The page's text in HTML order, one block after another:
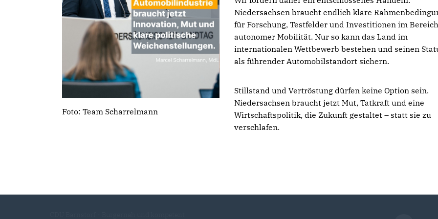
Foto: Team Scharrelmann
Niedersachsen braucht endlich klare
für Forschung, Testfelder und Investitionen im Bereich
autonomer Mobilität. Nur so kann das Land im
internationalen Wettbewerb bestehen und seinen
als führender Automobilstandort sichern.
Stillstand und Vertröstung dürfen keine Option sein.
Niedersachsen braucht jetzt Mut, Tatkraft und eine
Wirtschaftspolitik, die Zukunft gestaltet – statt sie zu
verschlafen.